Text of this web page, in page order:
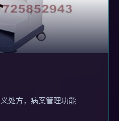
处方，病案管理功能